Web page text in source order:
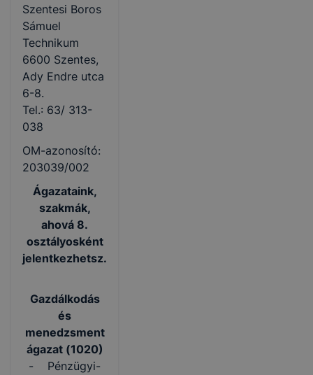
Szentesi Boros
Sámuel
Technikum
6600 Szentes,
Ady Endre utca
6-8.
Tel.: 63/ 313-
038
OM-azonosító:
203039/002
Ágazataink,
szakmák,
ahová 8.
osztályosként
jelentkezhetsz.
Gazdálkodás
és
menedzsment
ágazat (1020)
- Pénzügyi-